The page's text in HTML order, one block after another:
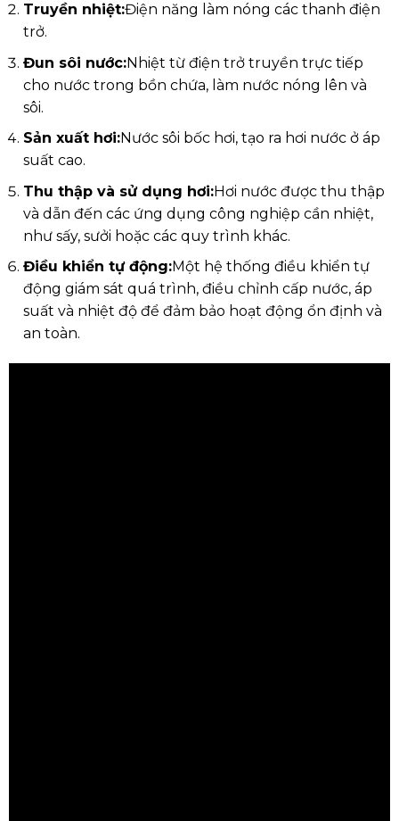
Truyền nhiệt:Điện năng làm nóng các thanh điện
trở.
Đun sôi nước:Nhiệt từ điện trở truyền trực tiếp
cho nước trong bồn chứa, làm nước nóng lên và
sôi.
Sản xuất hơi:Nước sôi bốc hơi, tạo ra hơi nước ở áp
suất cao.
Thu thập và sử dụng hơi:Hơi nước được thu thập
và dẫn đến các ứng dụng công nghiệp cần nhiệt,
như sấy, sưởi hoặc các quy trình khác.
Điều khiển tự động:Một hệ thống điều khiển tự
động giám sát quá trình, điều chỉnh cấp nước, áp
suất và nhiệt độ để đảm bảo hoạt động ổn định và
an toàn.